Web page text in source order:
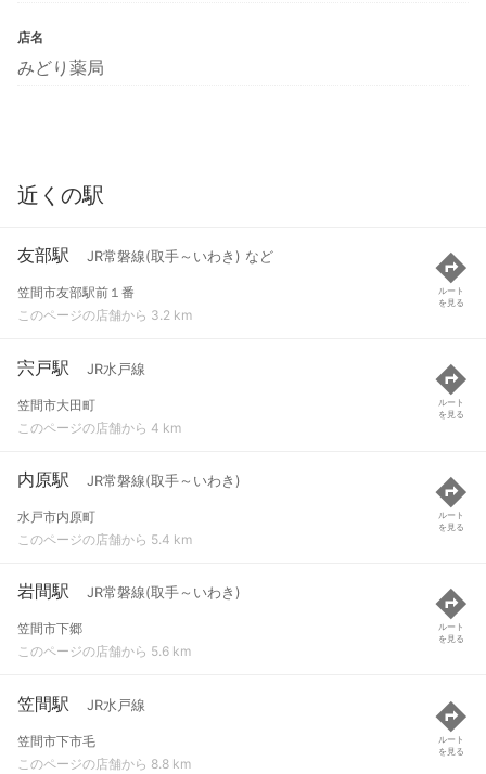
店名
みどり薬局
近くの駅
友部駅 JR常磐線(取手～いわき) など
笠間市友部駅前１番
このページの店舗から 3.2 km
ルート
を見る
宍戸駅 JR水戸線
笠間市大田町
このページの店舗から 4 km
ルート
を見る
内原駅 JR常磐線(取手～いわき)
水戸市内原町
このページの店舗から 5.4 km
ルート
を見る
岩間駅 JR常磐線(取手～いわき)
笠間市下郷
このページの店舗から 5.6 km
ルート
を見る
笠間駅 JR水戸線
笠間市下市毛
このページの店舗から 8.8 km
ルート
を見る